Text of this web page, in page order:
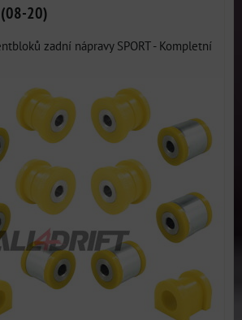
(08-20)
zadní nápravy SPORT - Kompletní